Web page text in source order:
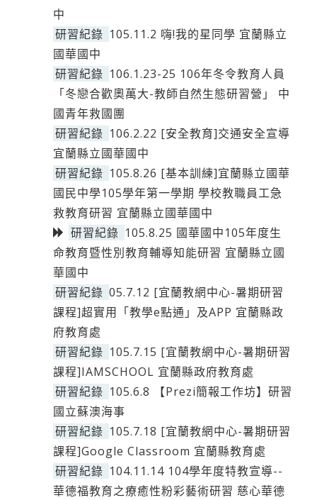
中
研習紀錄 105.11.2 嗨!我的星同學 宜蘭縣立
國華國中
研習紀錄 106.1.23-25 106年冬令教育人員
「冬戀合歡奧萬大-教師自然生態研習營」 中
國青年救國團
研習紀錄 106.2.22 [安全教育]交通安全宣導
宜蘭縣立國華國中
研習紀錄 105.8.26 [基本訓練]宜蘭縣立國華
國民中學105學年第一學期 學校教職員工急
救教育研習 宜蘭縣立國華國中
研習紀錄 105.8.25 國華國中105年度生
命教育暨性別教育輔導知能研習 宜蘭縣立國
華國中
研習紀錄 05.7.12 [宜蘭教網中心-暑期研習
課程]超實用「教學e點通」及APP 宜蘭縣政
府教育處
研習紀錄 105.7.15 [宜蘭教網中心-暑期研習
課程]IAMSCHOOL 宜蘭縣政府教育處
研習紀錄 105.6.8 【Prezi簡報工作坊】研習
國立蘇澳海事
研習紀錄 105.7.18 [宜蘭教網中心-暑期研習
課程]Google Classroom 宜蘭縣教育處
研習紀錄 104.11.14 104學年度特教宣導--
華德福教育之療癒性粉彩藝術研習 慈心華德